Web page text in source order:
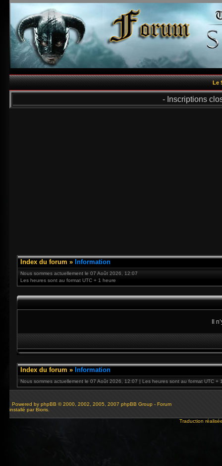
Le
- Inscriptions
Index du forum » Information
Nous sommes actuellement le 07 Août 2026, 12:07
Les heures sont au format UTC + 1 heure
Il
Index du forum » Information
Nous sommes actuellement le 07 Août 2026, 12:07 | Les heures sont au format UTC +
Powered by phpBB © 2000, 2002, 2005, 2007 phpBB Group - Forum
installé par Bioris.
Traduction